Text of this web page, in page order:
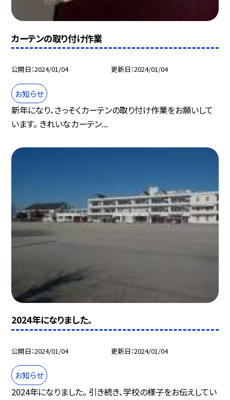
カーテンの取り付け作業
公開日 2024/01/04 更新日 2024/01/04
お知らせ
新年になり、さっそくカーテンの取り付け作業をお願いして
います。 きれいなカーテン...
2024年になりました。
公開日 2024/01/04 更新日 2024/01/04
お知らせ
2024年になりました。 引き続き、学校の様子をお伝えしてい